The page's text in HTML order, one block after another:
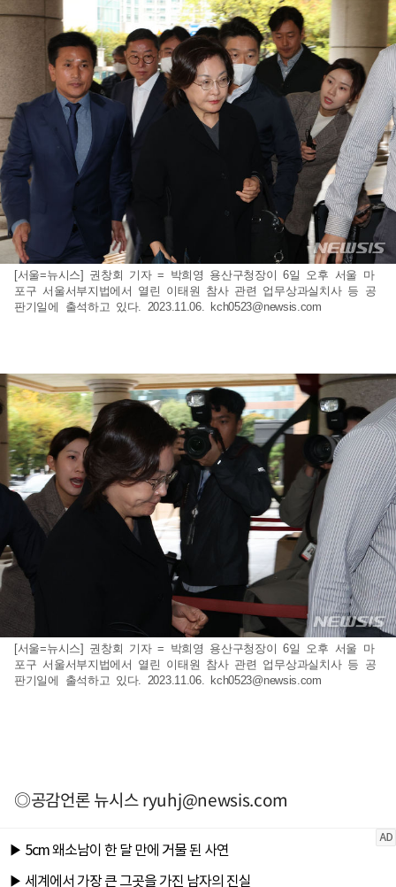
[서울=뉴시스] 권창회 기자 = 박희영 용산구청장이 6일 오후 서울 마
포구 서울서부지법에서 열린 이태원 참사 관련 업무상과실치사 등 공
판기일에 출석하고 있다. 2023.11.06. kch0523@newsis.com
[서울=뉴시스] 권창회 기자 = 박희영 용산구청장이 6일 오후 서울 마
포구 서울서부지법에서 열린 이태원 참사 관련 업무상과실치사 등 공
판기일에 출석하고 있다. 2023.11.06. kch0523@newsis.com
◎공감언론 뉴시스ryuhj@newsis.com